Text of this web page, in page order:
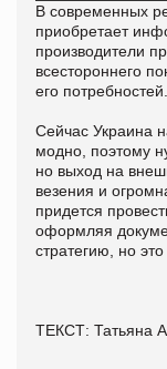
В современных
приобретает
производители
всестороннего
его потребностей.
Сейчас Украина
модно, поэтому
но выход на
везения и
придется
оформляя
стратегию, но это
ТЕКСТ: Татьяна